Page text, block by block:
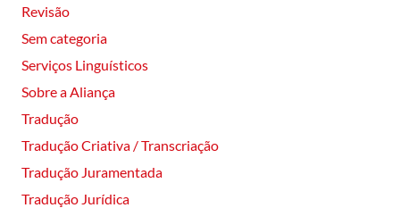
Revisão
Sem categoria
Serviços Linguísticos
Sobre a Aliança
Tradução
Tradução Criativa / Transcriação
Tradução Juramentada
Tradução Jurídica